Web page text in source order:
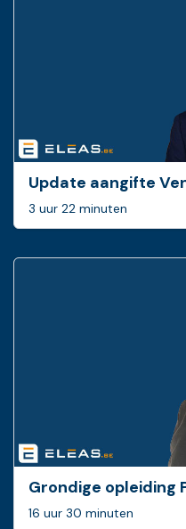
Update aangifte
3 uur 22 minuten
Grondige opleiding
16 uur 30 minuten